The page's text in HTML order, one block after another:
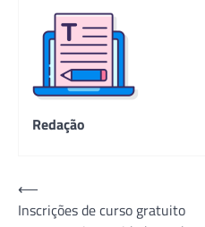
Redação
Navegação
de
⟵
Inscrições de curso gratuito